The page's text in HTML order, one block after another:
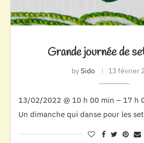
Grande journée de
bySido 13 février
13/02/2022 @ 10 h 00 min – 17 h
Un dimanche qui danse pour les